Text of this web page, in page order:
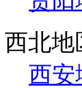
西北地
西安